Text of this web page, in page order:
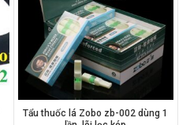
Tẩu thuốc lá Zobo zb-002 dùng 1